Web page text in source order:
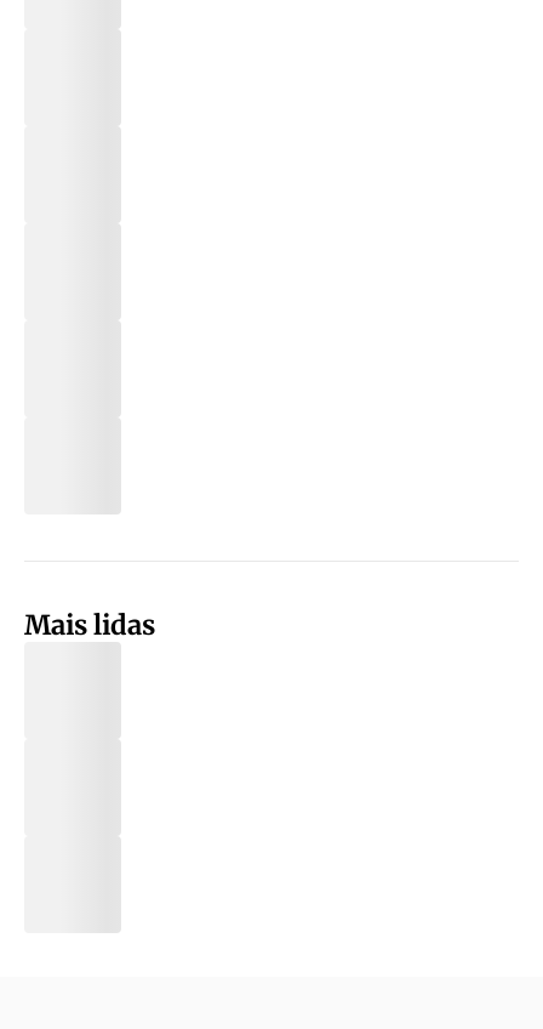
Mais lidas